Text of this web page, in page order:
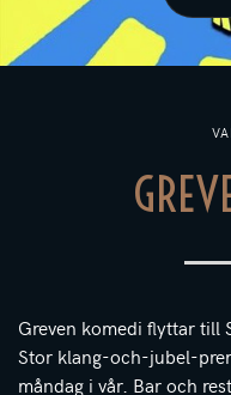
Greven komedi flyttar till
Stor klang-och-jubel-
måndag i vår. Bar och